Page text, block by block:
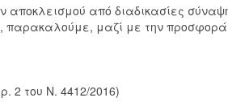
αποκλεισμού από διαδικασίες
παρακαλούμε, μαζί με την
2 του Ν. 4412/2016)